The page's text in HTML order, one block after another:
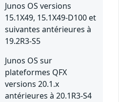
Junos OS versions
15.1X49, 15.1X49-D100 et
suivantes antérieures à
19.2R3-S5
Junos OS sur
plateformes QFX
versions 20.1.x
antérieures à 20.1R3-S4